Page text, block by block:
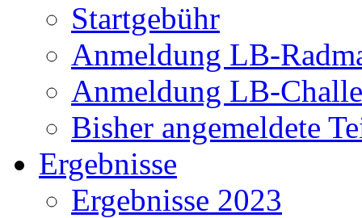
Startgebühr
Anmeldung LB-
Anmeldung LB-
Bisher angemeldete
Ergebnisse
Ergebnisse 2023